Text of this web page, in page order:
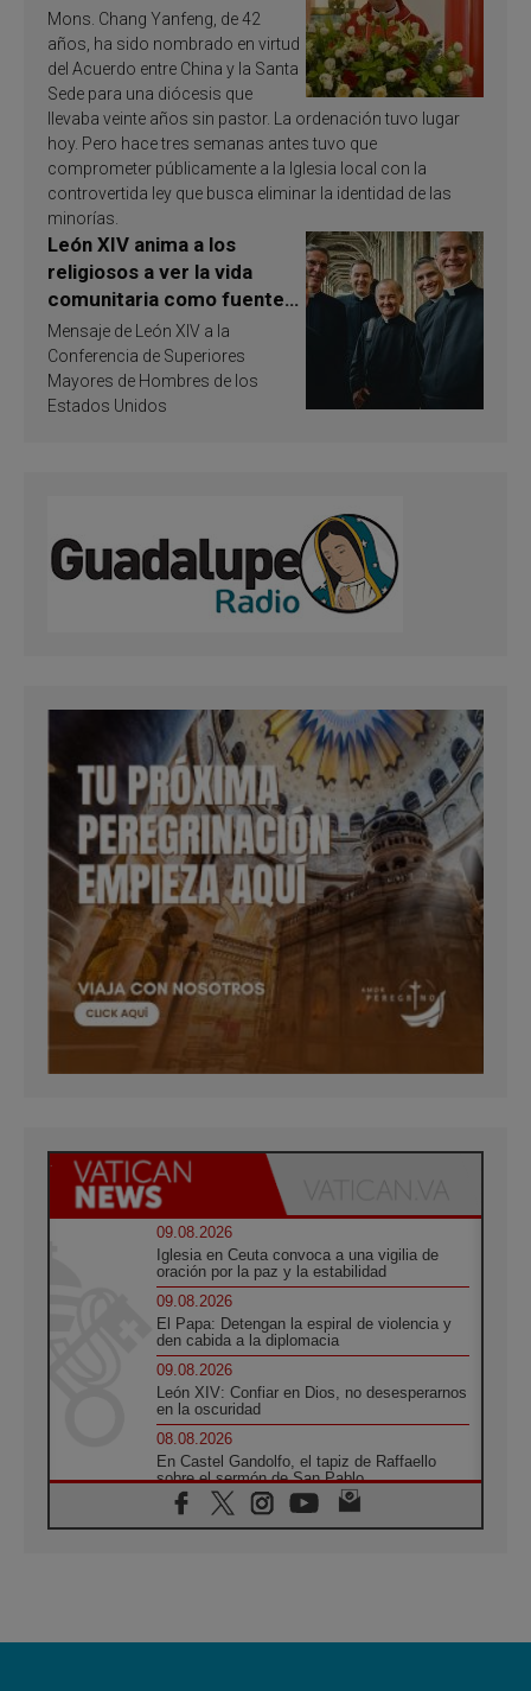
Mons. Chang Yanfeng, de 42
años, ha sido nombrado en virtud
del Acuerdo entre China y la Santa
Sede para una diócesis que
llevaba veinte años sin pastor. La ordenación tuvo lugar
hoy. Pero hace tres semanas antes tuvo que
comprometer públicamente a la Iglesia local con la
controvertida ley que busca eliminar la identidad de las
minorías.
León XIV anima a los
religiosos a ver la vida
comunitaria como fuente
de inspiración y
santificación
Mensaje de León XIV a la
Conferencia de Superiores
Mayores de Hombres de los
Estados Unidos
09.08.2026
Iglesia en Ceuta convoca a una vigilia de
oración por la paz y la estabilidad
09.08.2026
El Papa: Detengan la espiral de violencia y
den cabida a la diplomacia
09.08.2026
León XIV: Confiar en Dios, no desesperarnos
en la oscuridad
08.08.2026
En Castel Gandolfo, el tapiz de Raffaello
sobre el sermón de San Pablo
08.08.2026
En Colombia, «la paz no se compra con una
08.08.2026